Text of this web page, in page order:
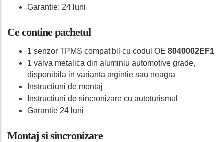
Garantie: 24 luni
Ce contine pachetul
1 senzor TPMS compatibil cu codul OE 8040002EF1
1 valva metalica din aluminiu automotive grade,
disponibila in varianta argintie sau neagra
Instructiuni de montaj
Instructiuni de sincronizare cu autoturismul
Garantie 24 luni
Montaj si sincronizare